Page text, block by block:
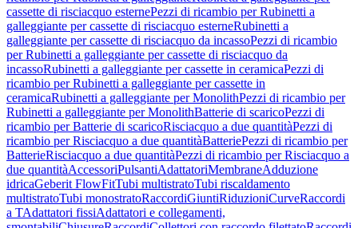
cassette di risciacquo esternePezzi di ricambio per Rubinetti a
galleggiante per cassette di risciacquo esterneRubinetti a
galleggiante per cassette di risciacquo da incassoPezzi di ricambio
per Rubinetti a galleggiante per cassette di risciacquo da
incassoRubinetti a galleggiante per cassette in ceramicaPezzi di
ricambio per Rubinetti a galleggiante per cassette in
ceramicaRubinetti a galleggiante per MonolithPezzi di ricambio per
Rubinetti a galleggiante per MonolithBatterie di scaricoPezzi di
ricambio per Batterie di scaricoRisciacquo a due quantitàPezzi di
ricambio per Risciacquo a due quantitàBatteriePezzi di ricambio per
BatterieRisciacquo a due quantitàPezzi di ricambio per Risciacquo a
due quantitàAccessoriPulsantiAdattatoriMembraneAdduzione
idricaGeberit FlowFitTubi multistratoTubi riscaldamento
multistratoTubi monostratoRaccordiGiuntiRiduzioniCurveRaccordi
a TAdattatori fissiAdattatori e collegamenti,